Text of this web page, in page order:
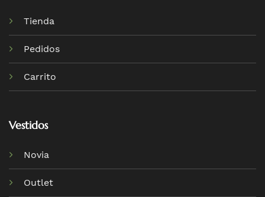
Tienda
Pedidos
Carrito
Vestidos
Novia
Outlet